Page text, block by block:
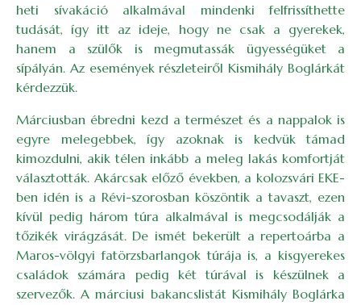
heti sívakáció alkalmával mindenki felfrissíthette
tudását, így itt az ideje, hogy ne csak a gyerekek,
hanem a szülők is megmutassák ügyességüket a
sípályán. Az események részleteiről Kismihály Boglárkát
kérdezzük.
Márciusban ébredni kezd a természet és a nappalok is
egyre melegebbek, így azoknak is kedvük támad
kimozdulni, akik télen inkább a meleg lakás komfortját
választották. Akárcsak előző években, a kolozsvári EKE-
ben idén is a Révi-szorosban köszöntik a tavaszt, ezen
kívül pedig három túra alkalmával is megcsodálják a
tőzikék virágzását. De ismét bekerült a repertoárba a
Maros-völgyi fatörzsbarlangok túrája is, a kisgyerekes
családok számára pedig két túrával is készülnek a
szervezők. A márciusi bakancslistát Kismihály Boglárka